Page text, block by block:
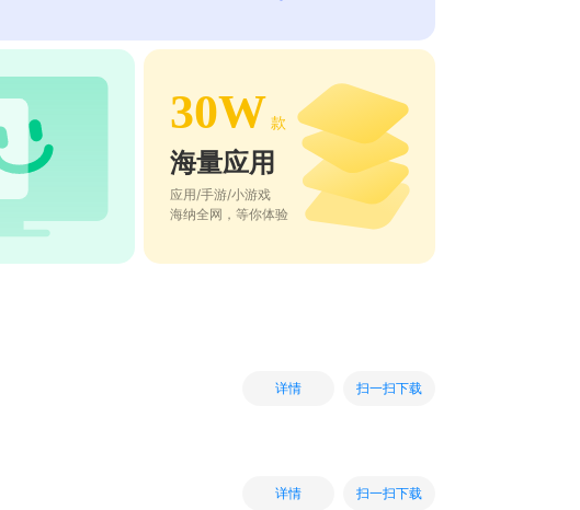
30W 款
海量应用
应用/手游/小游戏
海纳全网，等你体验
详情 扫一扫下载
详情 扫一扫下载